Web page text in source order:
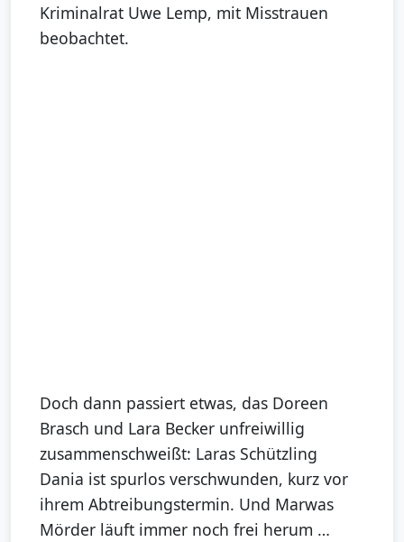
Kriminalrat Uwe Lemp, mit Misstrauen
beobachtet.
Doch dann passiert etwas, das Doreen
Brasch und Lara Becker unfreiwillig
zusammenschweißt: Laras Schützling
Dania ist spurlos verschwunden, kurz vor
ihrem Abtreibungstermin. Und Marwas
Mörder läuft immer noch frei herum …